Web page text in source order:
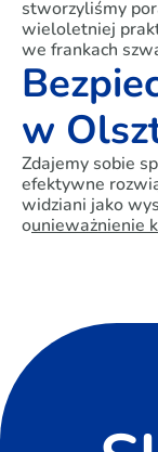
stworzyliśmy
wieloletniej
we frankach
w
Zdajemy sobie
efektywne
widziani jako
ounieważnienie